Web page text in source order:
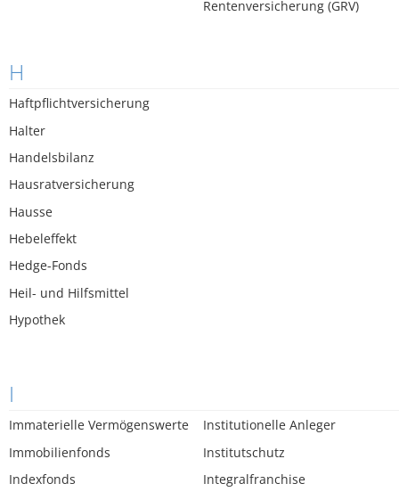
Rentenversicherung (GRV)
H
Haftpflichtversicherung
Halter
Handelsbilanz
Hausratversicherung
Hausse
Hebeleffekt
Hedge-Fonds
Heil- und Hilfsmittel
Hypothek
I
Immaterielle Vermögenswerte
Immobilienfonds
Indexfonds
Institutionelle Anleger
Institutschutz
Integralfranchise